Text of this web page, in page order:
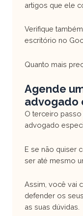
artigos que ele
Verifique
escritório no
Quanto mais
Agende
advogado
O terceiro
advogado
E se não quiser
ser até mesmo
Assim, você vai
defender os
as suas dúvidas.